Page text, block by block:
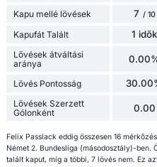
Kapu mellé lövések 7 / 10
Kapufát Talált 1 idők
Lövések átváltási
aránya
Lövés Pontosság
Lövések Szerzett
Gólonként
0.00
Felix Passlack eddig összesen 16
Német 2. Bundesliga (másodosztály)-ben.
talált kaput, míg a többi, 7 lövés nem. Ez